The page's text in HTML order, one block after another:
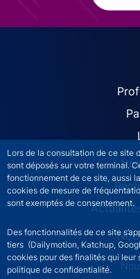
Lors de la consultation de ce site
sont déposés sur votre terminal.
fonctionnement de ce site, aussi
cookies de mesure de
sont exemptés de consentement.
Des fonctionnalités de ce site
tiers (Dailymotion, Katchup,
cookies pour des finalités qui leur
politique de confidentialité.
ACPR
ACPR footer secondary